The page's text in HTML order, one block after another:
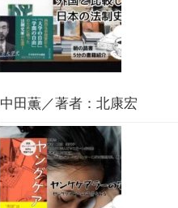
中田薫／著者：北康宏